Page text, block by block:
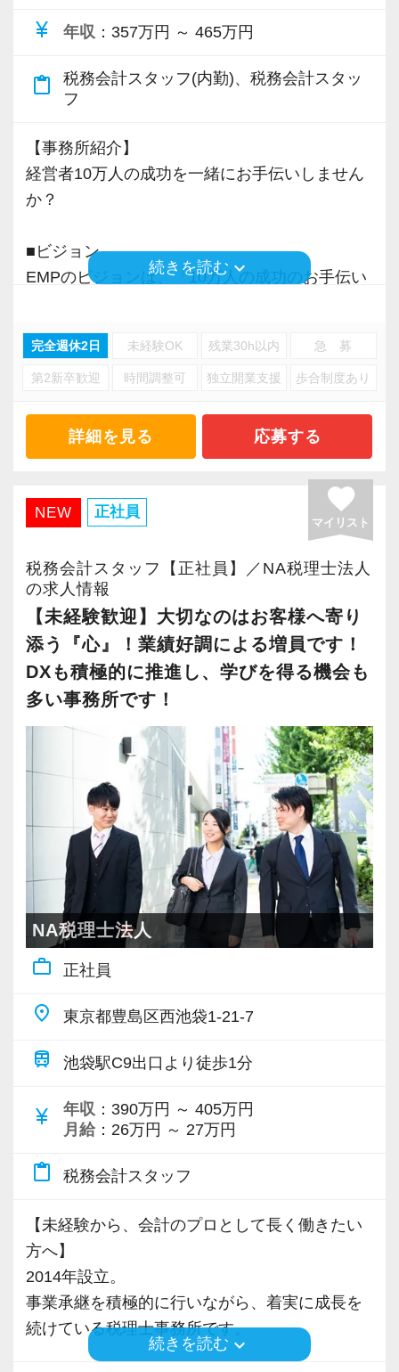
キルと人柄を磨き、組織と共に大きく飛躍でき
■日本最大手の障碍者支援を通じて社会に貢献す
る税理士法人
2023年8月に障碍者支援事業所シーキューブト
ーキョー（豊島区池袋）を開所しました。
の方に協力いただいています。
シーキューブトーキョーでは記帳代行業務を実
います。
理士法人東京支店へ組織変更しました。
東京支店では、税理士業務の強化を図るため
に、一緒に取り組んでくれる方を募集していま
す。
お人柄重視で採用を行っておりますので、穏や
かで誠実なメンバーが揃い、風通しの良い環境
です。
・今お持ちの能力をもう一段階スキルアップし
たい
・障碍者支援を通じて社会に貢献したい
・仕事とプライベートを両立し長く勤めたい
上記に当てはまる方、ぜひ当法人をご検討くだ
■東京支店の特徴
【特徴１/売上１億円以下の一人経営者に特化】
売上1億円以下の一人経営者に提供している『ラ
イト顧問サービス』が評価され、依頼が急増し
ています。
・お客様への負担を減らす、丸投げオッケーの
・適正な申告をするための、申告書作成業務
を行っています。
東京支店代表の齊木が４０才ということもあ
す。
今後も、一人経営者は増加する市場のため、じ
っくりと経験と知識を積み、将来的には幹部と
して活躍してください。
【特徴２/手間は最小限、利益は最大限がテー
currency_yen 年収 ：357万円 ～ 465万円
content_paste
税務会計スタッフ(内勤)、税務会計スタッ
フ
【事務所紹介】
経営者10万人の成功を一緒にお手伝いしません
か？
■ビジョン
EMPのビジョンは、「10万人の成功のお手伝い
実践を支える。
企業ごとに異なるそれぞれの”成功”の先まで見据
そうすることで、私たちに関わる人すべての成
功を後押ししたい。
この想いを胸に、ビジョンの実現に向けて邁進
しています。
■EMP３つの特徴
・手続き代行だけじゃない
豊富な経営支援スキルが身につく
コーチング、マニュアル化、就労継続支援施設
等の業界特化型ノウハウなど。
現場で培ってきた知見を間近で吸収でき、経営
・豊富なライセンスを活かし企業にワンストッ
プで貢献できる
EMPは、税理士・行政書士・社労士・中小企業
診断士を擁する士業グループです。
経営のあらゆる課題を解消し、クライアントの
事業拡大とビジョン実現を後押しできる体制が
整っています。
・全国４拠点の税理士法人クループ
大阪本社、東京、名古屋、広島（2025年9月予
定）
柔軟な育成・評価で組織と共に成長できる
EMPグループの急拡大を支えているのは、スタ
社員間の連携を重視した活気のある職場で、ス
ます。
■日本最大手の障碍者支援を通じて社会に貢献す
る税理士法人
2023年8月に障碍者支援事業所シーキューブト
ーキョー（豊島区池袋）を開所しました。
続きを読む keyboard_arrow_down
完全週休2日 未経験OK 残業30h以内 急 募
第2新卒歓迎 時間調整可 独立開業支援 歩合制度あり
詳細を見る 応募する
NEW 正社員 favorite
マイリスト
税務会計スタッフ【正社員】／NA税理士法人
の求人情報
【未経験歓迎】大切なのはお客様へ寄り
添う『心』！業績好調による増員です！
DXも積極的に推進し、学びを得る機会も
多い事務所です！
NA税理士法人
work_outline 正社員
place 東京都豊島区西池袋1-21-7
train 池袋駅C9出口より徒歩1分
currency_yen 年収 ：390万円 ～ 405万円
月給 ：26万円 ～ 27万円
content_paste 税務会計スタッフ
【未経験から、会計のプロとして長く働きたい
方へ】
2014年設立。
事業承継を積極的に行いながら、着実に成長を
続けている税理士事務所です。
続きを読む keyboard_arrow_down